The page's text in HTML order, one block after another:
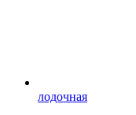
лодочная